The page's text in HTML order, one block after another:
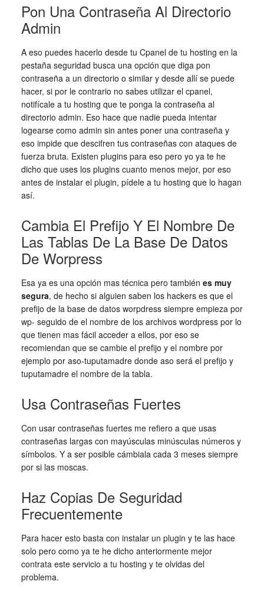
Pon Una Contraseña Al Directorio
Admin
A eso puedes hacerlo desde tu Cpanel de tu hosting en la
pestaña seguridad busca una opción que diga pon
contraseña a un directorio o similar y desde allí se puede
hacer, si por le contrario no sabes utilizar el cpanel,
notifícale a tu hosting que te ponga la contraseña al
directorio admin. Eso hace que nadie pueda intentar
logearse como admin sin antes poner una contraseña y
eso impide que descifren tus contraseñas con ataques de
fuerza bruta. Existen plugins para eso pero yo ya te he
dicho que uses los plugins cuanto menos mejor, por eso
antes de instalar el plugin, pídele a tu hosting que lo hagan
así.
Cambia El Prefijo Y El Nombre De
Las Tablas De La Base De Datos
De Worpress
Esa ya es una opción mas técnica pero también es muy
segura, de hecho si alguien saben los hackers es que el
prefijo de la base de datos worpdress siempre empieza por
wp- seguido de el nombre de los archivos wordpress por lo
que tienen mas fácil acceder a ellos, por eso se
recomiendan que se cambie el prefijo y el nombre por
ejemplo por aso-tuputamadre donde aso será el prefijo y
tuputamadre el nombre de la tabla.
Usa Contraseñas Fuertes
Con usar contraseñas fuertes me refiero a que usas
contraseñas largas con mayúsculas minúsculas números y
símbolos. Y a ser posible cámbiala cada 3 meses siempre
por si las moscas.
Haz Copias De Seguridad
Frecuentemente
Para hacer esto basta con instalar un plugin y te las hace
solo pero como ya te he dicho anteriormente mejor
contrata este servicio a tu hosting y te olvidas del
problema.